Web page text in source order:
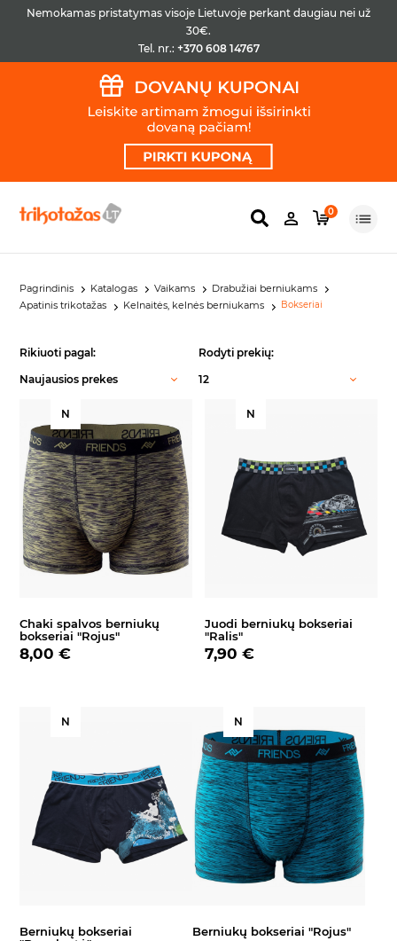
Nemokamas pristatymas visoje Lietuvoje perkant daugiau nei už
30€.
Tel. nr.: +370 608 14767
0
Pagrindinis Katalogas Vaikams
Drabužiai berniukams
Apatinis trikotažas
Kelnaitės, kelnės berniukams Bokseriai
Rikiuoti pagal:
Naujausios prekes
Rodyti prekių:
12
N
Chaki spalvos berniukų
bokseriai "Rojus"
8,00 €
N
Juodi berniukų bokseriai
"Ralis"
7,90 €
N
Berniukų bokseriai
N
Berniukų bokseriai "Rojus"